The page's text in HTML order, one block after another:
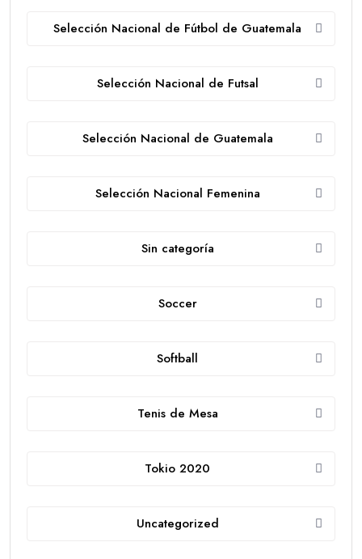
Selección Nacional de Fútbol de Guatemala
Selección Nacional de Futsal
Selección Nacional de Guatemala
Selección Nacional Femenina
Sin categoría
Soccer
Softball
Tenis de Mesa
Tokio 2020
Uncategorized